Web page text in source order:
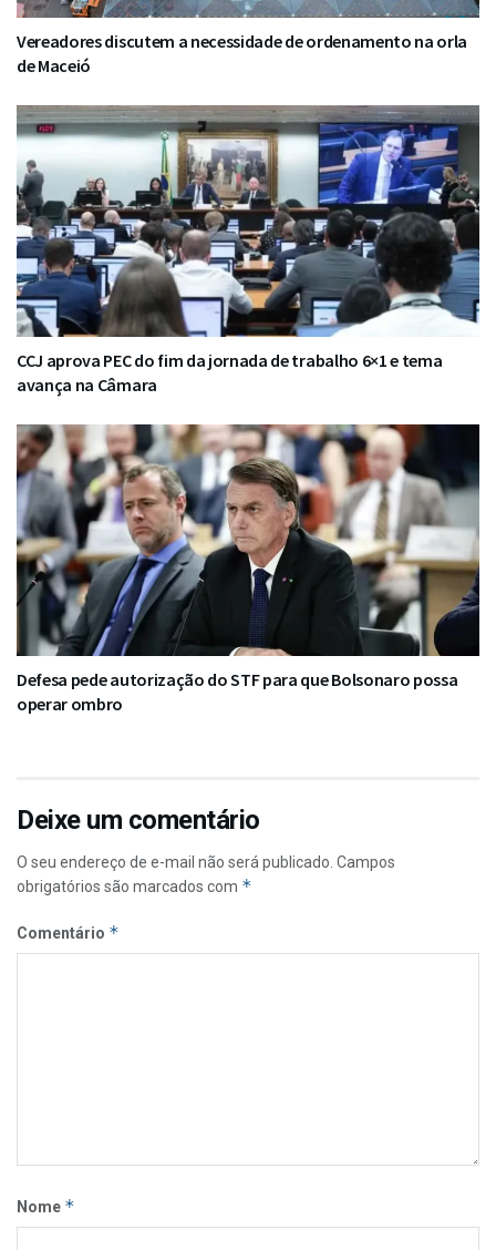
Vereadores discutem a necessidade de ordenamento na orla
de Maceió
CCJ aprova PEC do fim da jornada de trabalho 6×1 e tema
avança na Câmara
Defesa pede autorização do STF para que Bolsonaro possa
operar ombro
Deixe um comentário
O seu endereço de e-mail não será publicado. Campos
obrigatórios são marcados com *
Comentário *
Nome *